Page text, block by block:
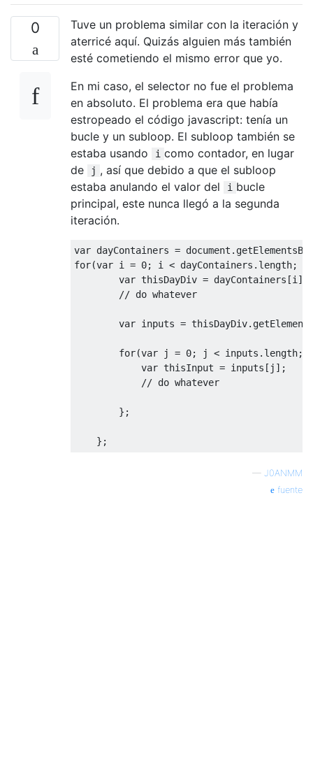
to use all class of same name then u can
variable_name = document
variable_name length
variable_name [i].(-- your option --);
}
<!--if u like to divide it on some logic
using your nodelist
body
</
html >
0
Tuve un problema similar con la iteración y
aterricé aquí. Quizás alguien más también
esté cometiendo el mismo error que yo.
En mi caso, el selector no fue el problema
en absoluto. El problema era que había
estropeado el código javascript: tenía un
bucle y un subloop. El subloop también se
estaba usando
i como contador, en lugar
de
j , así que debido a que el subloop
estaba anulando el valor del
i bucle
principal, este nunca llegó a la segunda
iteración.
var dayContainers = document .
for(var i = 0; i < dayContainers . length;
var thisDayDiv = dayContainers [i ];
// do whatever
var inputs = thisDayDiv.
for(var j = 0; j < inputs . length;
var thisInput = inputs [ j ];
// do whatever
};
};
— J0ANMM
fuente